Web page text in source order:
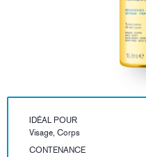
IDÉAL POUR
Visage, Corps
CONTENANCE